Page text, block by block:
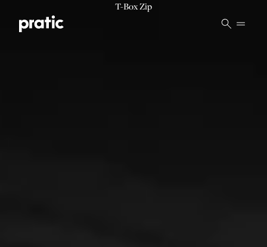
T-Box Zip